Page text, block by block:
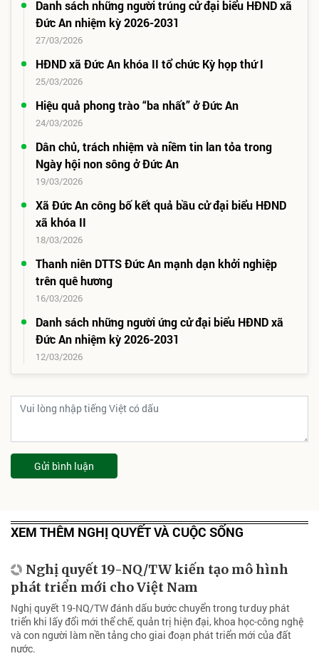
Danh sách những người trúng cử đại biểu HĐND xã
Đức An nhiệm kỳ 2026-2031
27/03/2026
HĐND xã Đức An khóa II tổ chức Kỳ họp thứ I
25/03/2026
Hiệu quả phong trào “ba nhất” ở Đức An
24/03/2026
Dân chủ, trách nhiệm và niềm tin lan tỏa trong
Ngày hội non sông ở Đức An
19/03/2026
Xã Đức An công bố kết quả bầu cử đại biểu HĐND
xã khóa II
18/03/2026
Thanh niên DTTS Đức An mạnh dạn khởi nghiệp
trên quê hương
16/03/2026
Danh sách những người ứng cử đại biểu HĐND xã
Đức An nhiệm kỳ 2026-2031
12/03/2026
Gửi bình luận
XEM THÊM NGHỊ QUYẾT VÀ CUỘC SỐNG
Nghị quyết 19-NQ/TW kiến tạo mô hình
phát triển mới cho Việt Nam
Nghị quyết 19-NQ/TW đánh dấu bước chuyển trong tư duy phát
triển khi lấy đổi mới thể chế, quản trị hiện đại, khoa học-công nghệ
và con người làm nền tảng cho giai đoạn phát triển mới của đất
nước.